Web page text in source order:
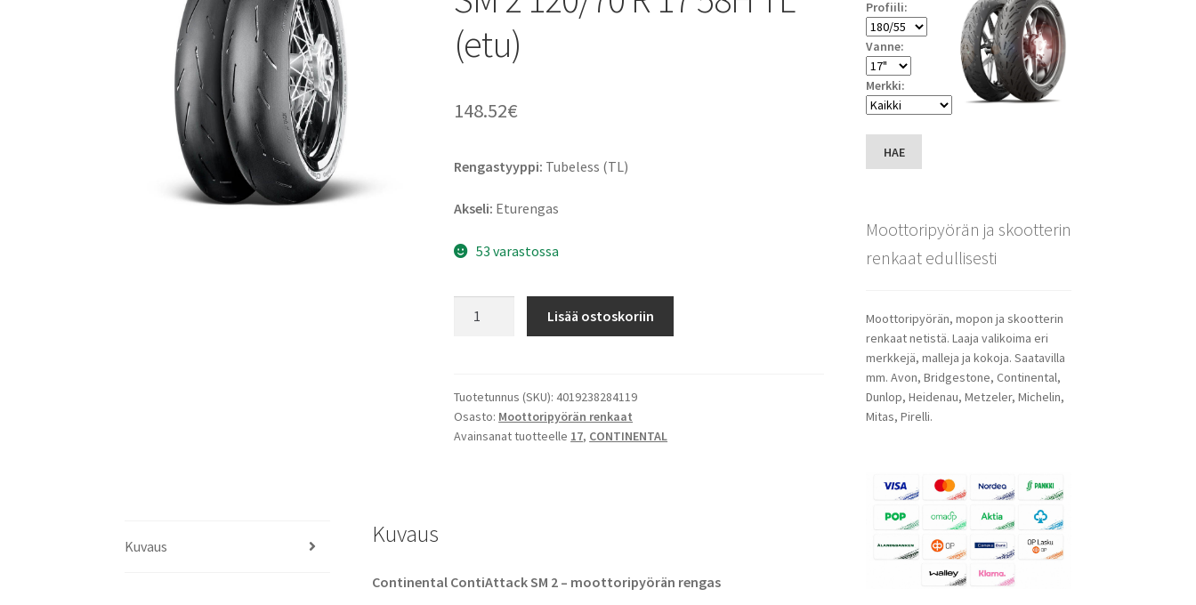
(etu)
148.52€
Rengastyyppi: Tubeless (TL)
Akseli: Eturengas
53 varastossa
120/70
R
17
Lisää ostoskoriin
Tuotetunnus (SKU):4019238284119
Osasto: Moottoripyörän renkaat
Avainsanat tuotteelle 17, CONTINENTAL
Kuvaus Kuvaus
Continental ContiAttack SM 2 – moottoripyörän rengas
Profiili:
Vanne:
Merkki:
HAE
Moottoripyörän ja skootterin
renkaat edullisesti
Moottoripyörän, mopon ja skootterin
renkaat netistä. Laaja valikoima eri
merkkejä, malleja ja kokoja. Saatavilla
mm. Avon, Bridgestone, Continental,
Dunlop, Heidenau, Metzeler, Michelin,
Mitas, Pirelli.